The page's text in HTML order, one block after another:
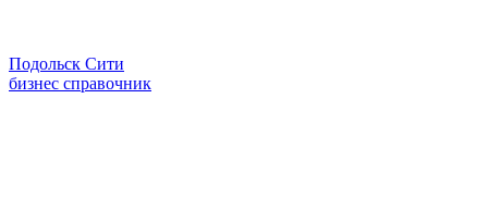
Подольск Сити
бизнес справочник